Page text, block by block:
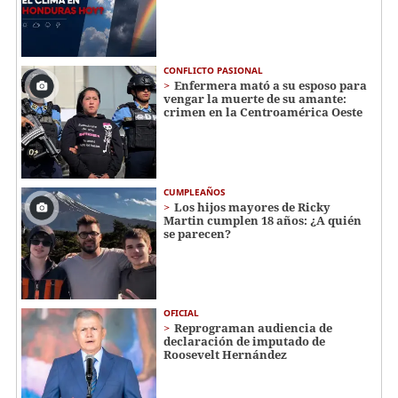
CONFLICTO PASIONAL
Enfermera mató a su esposo para
vengar la muerte de su amante:
crimen en la Centroamérica Oeste
CUMPLEAÑOS
Los hijos mayores de Ricky
Martin cumplen 18 años: ¿A quién
se parecen?
OFICIAL
Reprograman audiencia de
declaración de imputado de
Roosevelt Hernández